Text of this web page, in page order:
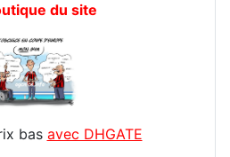
du site
bas avec DHGATE